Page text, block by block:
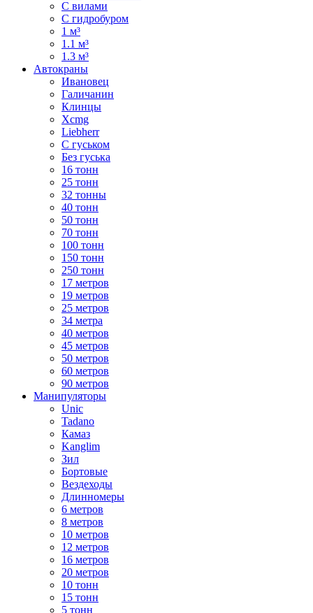
С вилами
С гидробуром
1 м³
1.1 м³
1.3 м³
Автокраны
Ивановец
Галичанин
Клинцы
Xcmg
Liebherr
С гуськом
Без гуська
16 тонн
25 тонн
32 тонны
40 тонн
50 тонн
70 тонн
100 тонн
150 тонн
250 тонн
17 метров
19 метров
25 метров
34 метра
40 метров
45 метров
50 метров
60 метров
90 метров
Манипуляторы
Unic
Tadano
Камаз
Kanglim
Зил
Бортовые
Вездеходы
Длинномеры
6 метров
8 метров
10 метров
12 метров
16 метров
20 метров
10 тонн
15 тонн
5 тонн